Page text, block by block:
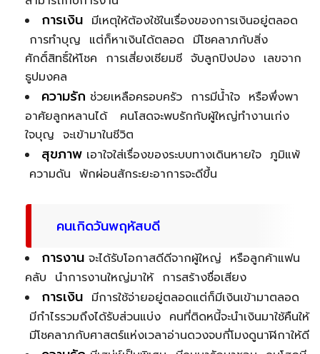
การเงิน มีเหตุให้ต้องใช้ในเรื่องของการเงินอยู่ตลอด
การทำบุญ แต่ก็หาเงินได้ตลอด มีโชคลาภกับสิ่ง
ศักดิ์สิทธิ์ให้โชค การเสี่ยงเซียมซี จับลูกปิงปอง เลขจาก
ธูปมงคล
ความรัก ช่วยเหลือครอบครัว การมีน้ำใจ หรือพึ่งพา
อาศัยลูกหลานได้ คนโสดจะพบรักกับผู้ใหญ่ทำงานเก่ง
ใจบุญ จะเข้ามาในชีวิต
สุขภาพ เอาใจใส่เรื่องของระบบทางเดินหายใจ ภูมิแพ้
ความดัน พักผ่อนสักระยะอาการจะดีขึ้น
คนเกิดวันพฤหัสบดี
การงาน จะได้รับโอกาสดีดีจากผู้ใหญ่ หรือลูกค้าแฟน
คลับ นำการงานใหญ่มาให้ การสร้างชื่อเสียง
การเงิน มีการใช้จ่ายอยู่ตลอดแต่ก็มีเงินเข้ามาตลอด
มีกำไรรวมถึงได้รับส่วนแบ่ง คนที่ติดหนี้จะนำเงินมาใช้คืนให้
มีโชคลาภกับศาสตร์แห่งเวลาอ่านดวงจบกี่โมงดูนาฬิกาให้ดี